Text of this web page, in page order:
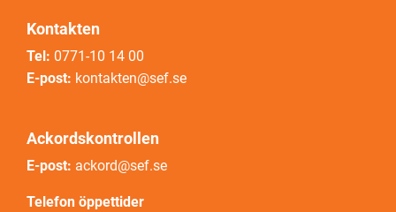
Kontakten
Tel: 0771-10 14 00
E-post: kontakten@sef.se
Ackordskontrollen
E-post: ackord@sef.se
Telefon öppettider